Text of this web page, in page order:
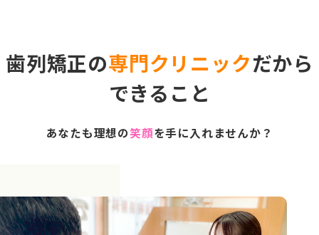
歯列矯正の専門クリニックだから
できること
あなたも理想の笑顔を手に入れませんか？